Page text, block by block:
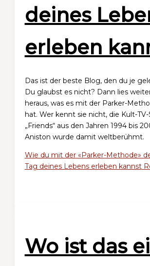
deines
erleben
Das ist der beste Blog, den du je
Du glaubst es nicht? Dann lies
heraus, was es mit der Parker-
hat. Wer kennt sie nicht, die Kult-TV-
„Friends“ aus den Jahren 1994 bis
Aniston wurde damit weltberühmt.
Wie du mit der «Parker-Methode»
Tag deines Lebens erleben kannst
Wo ist das